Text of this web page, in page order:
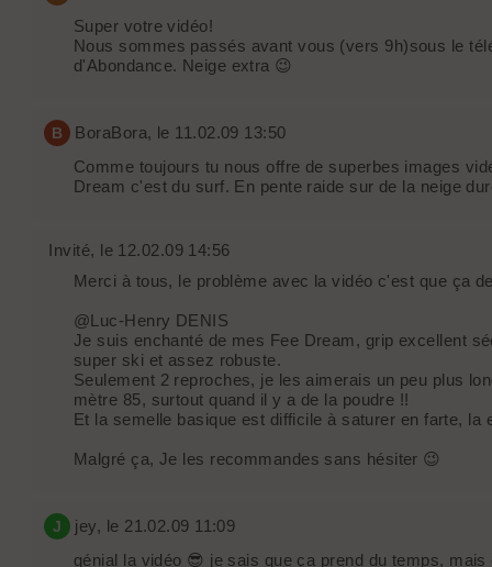
Super votre vidéo!
Nous sommes passés avant vous (vers 9h)sous le
d'Abondance. Neige extra 😉
B BoraBora, le 11.02.09 13:50
Comme toujours tu nous offre de superbes images
Dream c'est du surf. En pente raide sur de la neige
Invité, le 12.02.09 14:56
Merci à tous, le problème avec la vidéo c'est que ça
@Luc-Henry DENIS
Je suis enchanté de mes Fee Dream, grip excellent
super ski et assez robuste.
Seulement 2 reproches, je les aimerais un peu plus
mètre 85, surtout quand il y a de la poudre !!
Et la semelle basique est difficile à saturer en farte, la
Malgré ça, Je les recommandes sans hésiter 😉
J jey, le 21.02.09 11:09
génial la vidéo 😎 je sais que ça prend du temps,